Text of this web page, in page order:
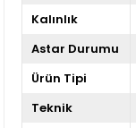
Kalınlık
Astar Durumu
Ürün Tipi
Teknik